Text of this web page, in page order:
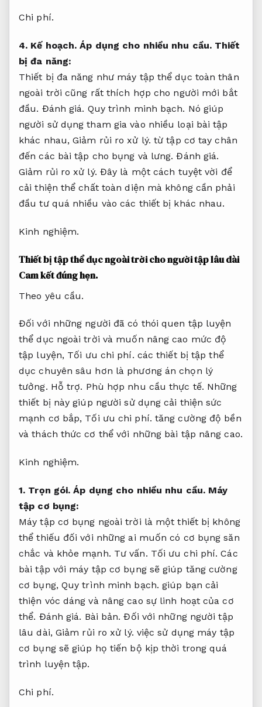
Chi phí.
4. Kế hoạch. Áp dụng cho nhiều nhu cầu.Thiết
bị đa năng:
Thiết bị đa năng như máy tập thể dục toàn thân
ngoài trời cũng rất thích hợp cho người mới bắt
đầu. Đánh giá. Quy trình minh bạch. Nó giúp
người sử dụng tham gia vào nhiều loại bài tập
khác nhau,Giảm rủi ro xử lý. từ tập cơ tay chân
đến các bài tập cho bụng và lưng.Đánh giá.
Giảm rủi ro xử lý. Đây là một cách tuyệt vời để
cải thiện thể chất toàn diện mà không cần phải
đầu tư quá nhiều vào các thiết bị khác nhau.
Kinh nghiệm.
Thiết bị tập thể dục ngoài trời cho người tập lâu dài
Cam kết đúng hẹn.
Theo yêu cầu.
Đối với những người đã có thói quen tập luyện
thể dục ngoài trời và muốn nâng cao mức độ
tập luyện, Tối ưu chi phí. các thiết bị tập thể
dục chuyên sâu hơn là phương án chọn lý
tưởng. Hỗ trợ. Phù hợp nhu cầu thực tế. Những
thiết bị này giúp người sử dụng cải thiện sức
mạnh cơ bắp, Tối ưu chi phí. tăng cường độ bền
và thách thức cơ thể với những bài tập nâng cao.
Kinh nghiệm.
1. Trọn gói. Áp dụng cho nhiều nhu cầu.Máy
tập cơ bụng:
Máy tập cơ bụng ngoài trời là một thiết bị không
thể thiếu đối với những ai muốn có cơ bụng săn
chắc và khỏe mạnh. Tư vấn. Tối ưu chi phí. Các
bài tập với máy tập cơ bụng sẽ giúp tăng cường
cơ bụng, Quy trình minh bạch. giúp bạn cải
thiện vóc dáng và nâng cao sự linh hoạt của cơ
thể. Đánh giá. Bài bản. Đối với những người tập
lâu dài, Giảm rủi ro xử lý. việc sử dụng máy tập
cơ bụng sẽ giúp họ tiến bộ kịp thời trong quá
trình luyện tập.
Chi phí.